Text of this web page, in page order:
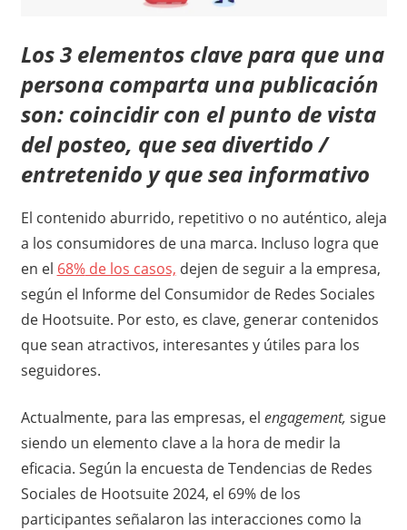
Los 3 elementos clave para que una
persona comparta una publicación
son: coincidir con el punto de vista
del posteo, que sea divertido /
entretenido y que sea informativo
El contenido aburrido, repetitivo o no auténtico, aleja
a los consumidores de una marca. Incluso logra que
en el 68%de los casos, dejen de seguir a la empresa,
según el Informe del Consumidor de Redes Sociales
de Hootsuite. Por esto, es clave, generar contenidos
que sean atractivos, interesantes y útiles para los
seguidores.
Actualmente, para las empresas, el engagement, sigue
siendo un elemento clave a la hora de medir la
eficacia. Según la encuesta de Tendencias de Redes
Sociales de Hootsuite 2024, el 69% de los
participantes señalaron las interacciones como la